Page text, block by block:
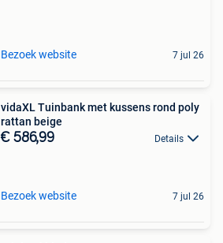
Bezoek website 7 jul 26
vidaXL Tuinbank met kussens rond poly
rattan beige
€ 586,99 Details
Bezoek website 7 jul 26